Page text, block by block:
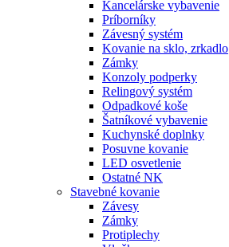
Kancelárske vybavenie
Príborníky
Závesný systém
Kovanie na sklo, zrkadlo
Zámky
Konzoly podperky
Relingový systém
Odpadkové koše
Šatníkové vybavenie
Kuchynské doplnky
Posuvne kovanie
LED osvetlenie
Ostatné NK
Stavebné kovanie
Závesy
Zámky
Protiplechy